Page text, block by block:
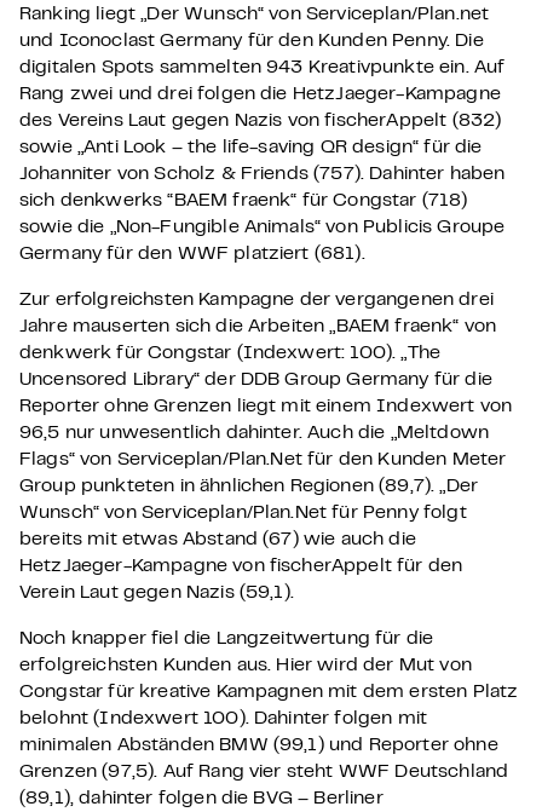
Ranking liegt „Der Wunsch“ von Serviceplan/Plan.net
und Iconoclast Germany für den Kunden Penny. Die
digitalen Spots sammelten 943 Kreativpunkte ein. Auf
Rang zwei und drei folgen die HetzJaeger-Kampagne
des Vereins Laut gegen Nazis von fischerAppelt (832)
sowie „Anti Look – the life-saving QR design“ für die
Johanniter von Scholz & Friends (757). Dahinter haben
sich denkwerks “BAEM fraenk“ für Congstar (718)
sowie die „Non-Fungible Animals“ von Publicis Groupe
Germany für den WWF platziert (681).
Zur erfolgreichsten Kampagne der vergangenen drei
Jahre mauserten sich die Arbeiten „BAEM fraenk“ von
denkwerk für Congstar (Indexwert: 100). „The
Uncensored Library“ der DDB Group Germany für die
Reporter ohne Grenzen liegt mit einem Indexwert von
96,5 nur unwesentlich dahinter. Auch die „Meltdown
Flags“ von Serviceplan/Plan.Net für den Kunden Meter
Group punkteten in ähnlichen Regionen (89,7). „Der
Wunsch“ von Serviceplan/Plan.Net für Penny folgt
bereits mit etwas Abstand (67) wie auch die
HetzJaeger-Kampagne von fischerAppelt für den
Verein Laut gegen Nazis (59,1).
Noch knapper fiel die Langzeitwertung für die
erfolgreichsten Kunden aus. Hier wird der Mut von
Congstar für kreative Kampagnen mit dem ersten Platz
belohnt (Indexwert 100). Dahinter folgen mit
minimalen Abständen BMW (99,1) und Reporter ohne
Grenzen (97,5). Auf Rang vier steht WWF Deutschland
(89,1), dahinter folgen die BVG – Berliner